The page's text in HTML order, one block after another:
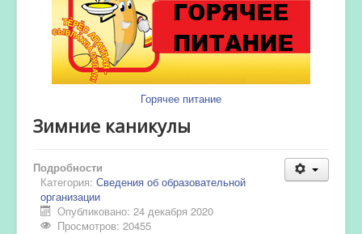
Горячее питание
Зимние каникулы
Подробности
Категория: Сведения об образовательной
организации
Опубликовано: 24 декабря 2020
Просмотров: 20455